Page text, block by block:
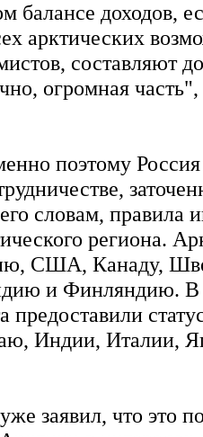
балансе доходов,
арктических
составляют
огромная
поэтому Россия
словам, правила
региона.
США, Канаду,
и Финляндию. В
Индии, Италии,
заявил, что это